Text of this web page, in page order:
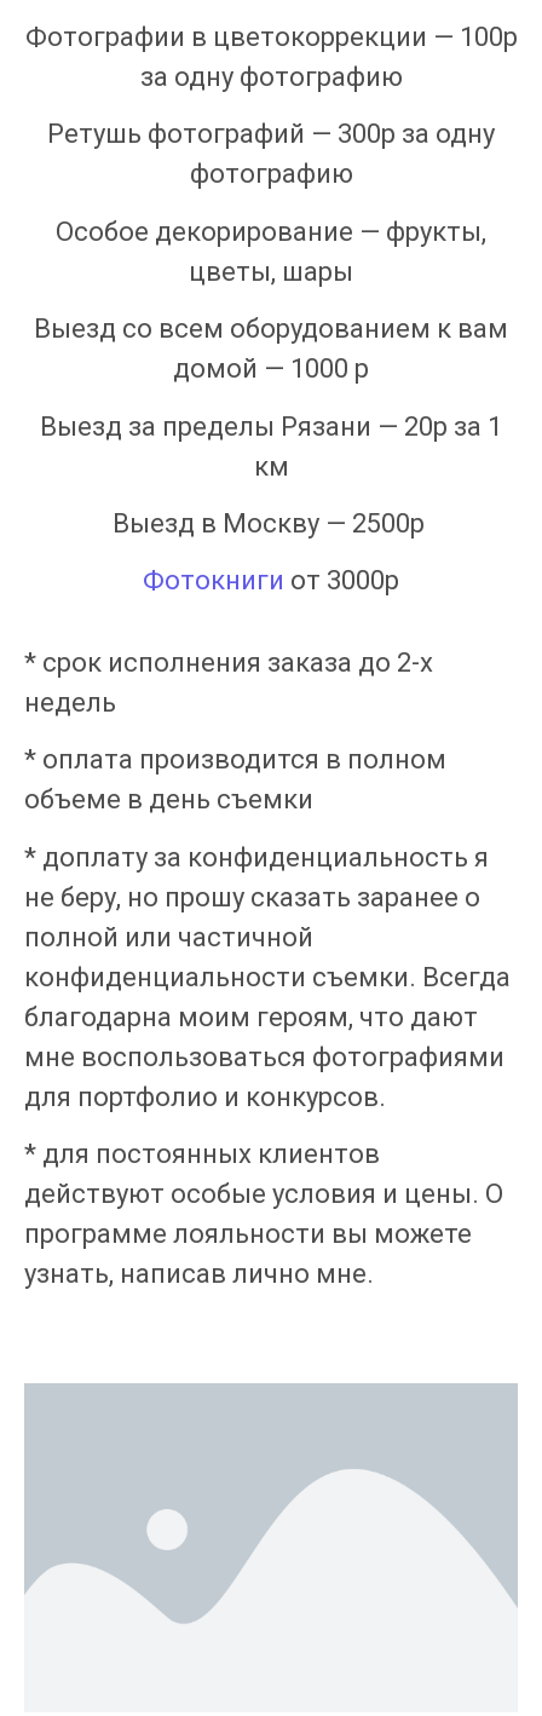
Фотографии в цветокоррекции — 100р
за одну фотографию
Ретушь фотографий — 300р за одну
фотографию
Особое декорирование — фрукты,
цветы, шары
Выезд со всем оборудованием к вам
домой — 1000 р
Выезд за пределы Рязани — 20р за 1
км
Выезд в Москву — 2500р
Фотокниги от 3000р
* срок исполнения заказа до 2-х
недель
* оплата производится в полном
объеме в день съемки
* доплату за конфиденциальность я
не беру, но прошу сказать заранее о
полной или частичной
конфиденциальности съемки. Всегда
благодарна моим героям, что дают
мне воспользоваться фотографиями
для портфолио и конкурсов.
* для постоянных клиентов
действуют особые условия и цены. О
программе лояльности вы можете
узнать, написав лично мне.